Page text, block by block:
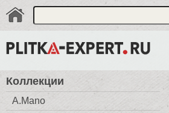
Коллекции
A.Mano